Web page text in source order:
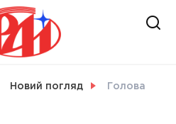
Новий погляд
Голова